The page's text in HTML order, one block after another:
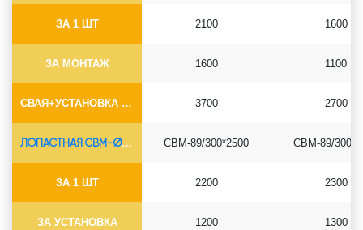
ЗА 1 ШТ
ЗА МОНТАЖ
СВАЯ+УСТАНОВКА (БЕЗ ОГОЛОВКА)
2100
1600
3700
1600
1100
2700
ЛОПАСТНАЯ СВМ-Ø89*6.5
ЗА 1 ШТ
ЗА УСТАНОВКА
СВМ-89/300*2500
2200
1200
СВМ-89/
2300
1300